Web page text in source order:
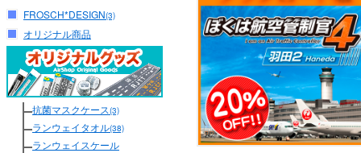
FROSCH*DESIGN(3)
オリジナル商品
抗菌マスクケース(3)
ランウェイタオル(38)
ランウェイスケール